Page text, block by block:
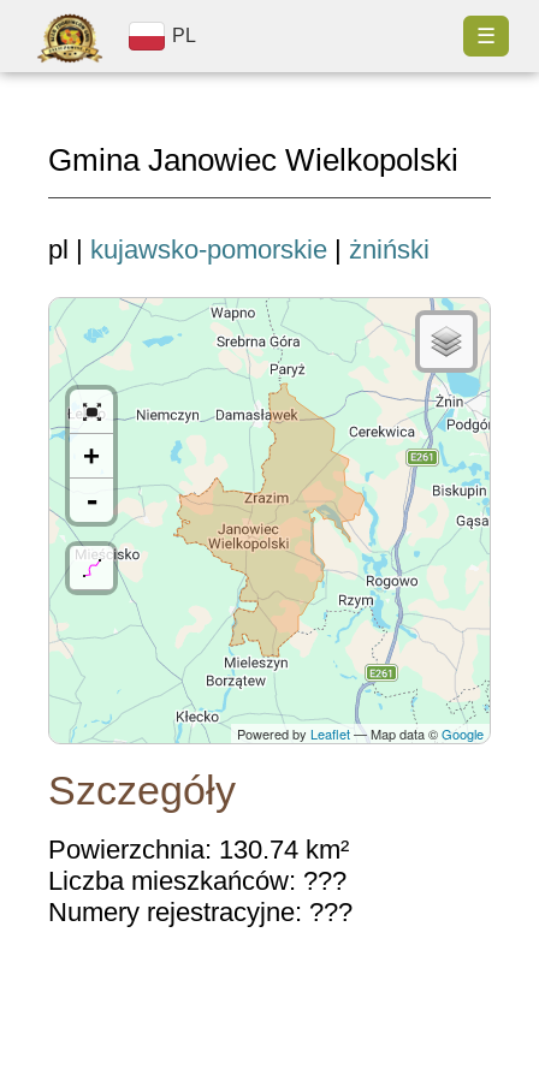
PL ☰
Gmina Janowiec Wielkopolski
pl | kujawsko-pomorskie | żniński
+
-
Powered by Leaflet— Map data ©Google
Szczegóły
Powierzchnia: 130.74 km²
Liczba mieszkańców: ???
Numery rejestracyjne: ???